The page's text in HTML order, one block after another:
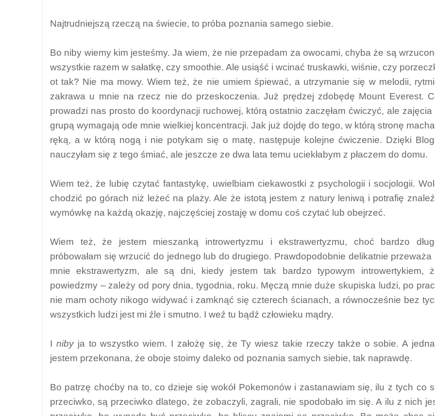
Najtrudniejszą rzeczą na świecie, to próba poznania samego siebie.
Bo niby wiemy kim jesteśmy. Ja wiem, że nie przepadam za owocami, chyba że są
wszystkie razem w sałatkę, czy smoothie. Ale usiąść i wcinać truskawki, wiśnie, czy
ot tak? Nie ma mowy. Wiem też, że nie umiem śpiewać, a utrzymanie się w melodii,
zakrawa u mnie na rzecz nie do przeskoczenia. Już prędzej zdobędę Mount Everest.
prowadzi nas prosto do koordynacji ruchowej, którą ostatnio zaczęłam ćwiczyć, ale zajęcia
grupą wymagają ode mnie wielkiej koncentracji. Jak już dojdę do tego, w którą stronę
ręką, a w którą nogą i nie potykam się o matę, następuje kolejne ćwiczenie. Dzięki
nauczyłam się z tego śmiać, ale jeszcze ze dwa lata temu uciekłabym z płaczem do domu.
Wiem też, że lubię czytać fantastykę, uwielbiam ciekawostki z psychologii i socjologii.
chodzić po górach niż leżeć na plaży. Ale że istotą jestem z natury leniwą i potrafię
wymówkę na każdą okazję, najczęściej zostaję w domu coś czytać lub obejrzeć.
Wiem też, że jestem mieszanką introwertyzmu i ekstrawertyzmu, choć bardzo
próbowałam się wrzucić do jednego lub do drugiego. Prawdopodobnie delikatnie przeważa
mnie ekstrawertyzm, ale są dni, kiedy jestem tak bardzo typowym introwertykiem,
powiedzmy – zależy od pory dnia, tygodnia, roku. Męczą mnie duże skupiska ludzi, po
nie mam ochoty nikogo widywać i zamknąć się czterech ścianach, a równocześnie bez
wszystkich ludzi jest mi źle i smutno. I weź tu bądź człowieku mądry.
I nibyja to wszystko wiem. I założę się, że Ty wiesz takie rzeczy także o sobie. A
jestem przekonana, że oboje stoimy daleko od poznania samych siebie, tak naprawdę.
Bo patrzę choćby na to, co dzieje się wokół Pokemonów i zastanawiam się, ilu z tych co
przeciwko, są przeciwko dlatego, że zobaczyli, zagrali, nie spodobało im się. A ilu z nich